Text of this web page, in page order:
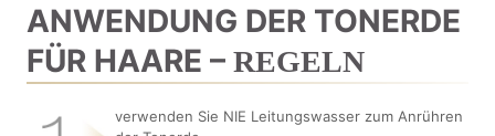
ANWENDUNG DER TONERDE
FÜR HAARE –REGELN
verwenden Sie NIE Leitungswasser zum Anrühren